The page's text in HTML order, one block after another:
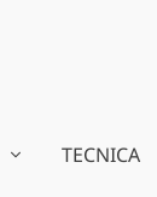
TECNICA